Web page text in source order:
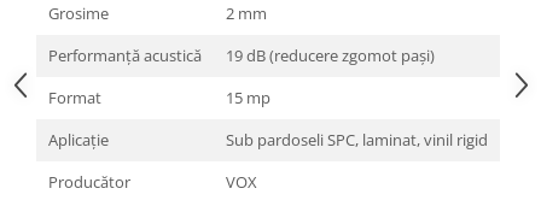
Grosime
2 mm
Performanță acustică
19 dB (reducere zgomot pași)
Format
15 mp
Aplicație
Sub pardoseli SPC, laminat, vinil rigid
Producător
VOX